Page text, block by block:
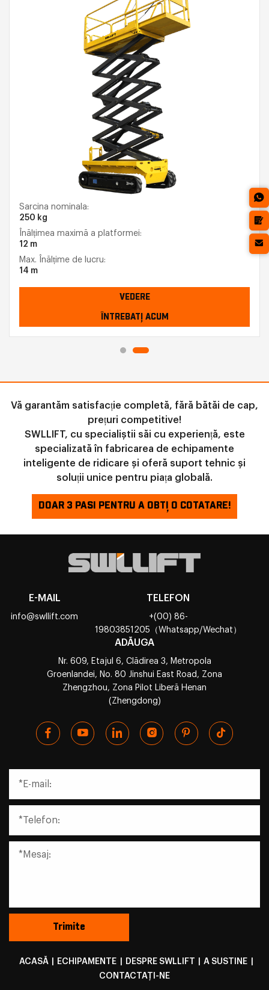
Sarcina nominala:
250 kg
Înălțimea maximă a platformei:
12 m
Max. Înălțime de lucru:
14 m
VEDERE
ÎNTREBAȚI ACUM
Vă garantăm satisfacție completă, fără bătăi de cap,
prețuri competitive!
SWLLIFT, cu specialiștii săi cu experiență, este
specializată în fabricarea de echipamente
inteligente de ridicare și oferă suport tehnic și
soluții unice pentru piața globală.
DOAR 3 PASI PENTRU A OBȚI O COTATARE!
E-MAIL
info@swllift.com
TELEFON
+(00) 86-
19803851205（Whatsapp/Wechat）
ADĂUGA
Nr. 609, Etajul 6, Clădirea 3, Metropola
Groenlandei, No. 80 Jinshui East Road, Zona
Zhengzhou, Zona Pilot Liberă Henan
(Zhengdong)
ACASĂ ECHIPAMENTE DESPRE SWLLIFT A SUSTINE
CONTACTAŢI-NE